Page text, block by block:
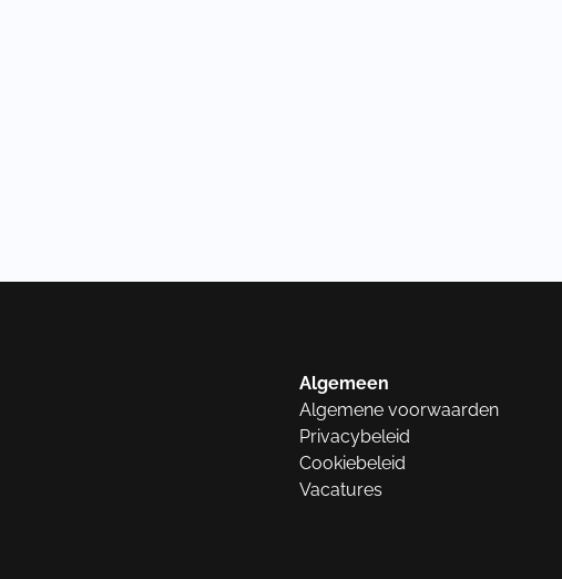
Algemeen
Algemene voorwaarden
Privacybeleid
Cookiebeleid
Vacatures